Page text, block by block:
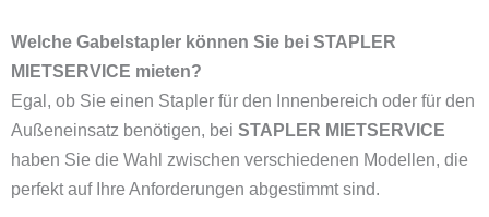
Welche Gabelstapler können Sie bei STAPLER
MIETSERVICE mieten?
Egal, ob Sie einen Stapler für den Innenbereich oder für den
Außeneinsatz benötigen, bei STAPLER MIETSERVICE
haben Sie die Wahl zwischen verschiedenen Modellen, die
perfekt auf Ihre Anforderungen abgestimmt sind.